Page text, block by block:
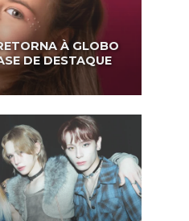
À GLOBO
DE DESTAQUE